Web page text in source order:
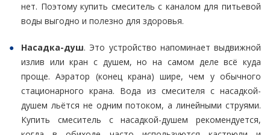
нет. Поэтому купить смеситель с каналом для питьевой
воды выгодно и полезно для здоровья.
Насадка-душ. Это устройство напоминает выдвижной
излив или кран с душем, но на самом деле всё куда
проще. Аэратор (конец крана) шире, чем у обычного
стационарного крана. Вода из смесителя с насадкой-
душем льётся не одним потоком, а линейными струями.
Купить смеситель с насадкой-душем рекомендуется,